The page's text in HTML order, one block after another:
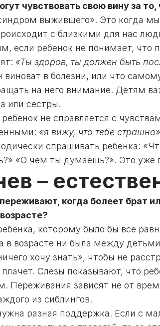
чувствовать свою вину за
выжившего». Это когда
с близкими для нас
если ребенок не понимает, что
«Ты здоров, ты должен быть
в болезни, или что
на него внимание. Детям
или сестры.
не справляется с
«я вижу, что тебе
спрашивать ребенка:
«О чем ты думаешь?». Это уже
–
когда болеет брат
которому было бы все
в возрасте ни была между
хочу знать», чтобы не
Слезы показывают, что
Переживания зависят не от
из сиблингов.
разная поддержка. Если с